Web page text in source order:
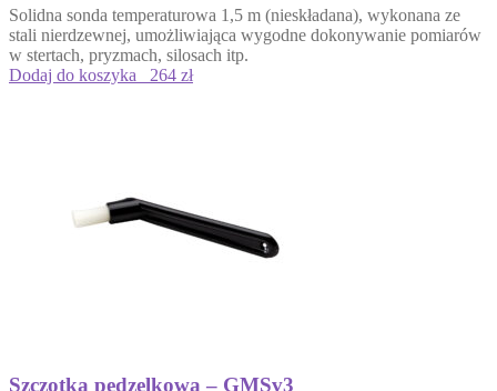
Solidna sonda temperaturowa 1,5 m (nieskładana), wykonana ze
stali nierdzewnej, umożliwiająca wygodne dokonywanie pomiarów
w stertach, pryzmach, silosach itp.
Dodaj do koszyka
264 zł
Szczotka pędzelkowa – GMSv3